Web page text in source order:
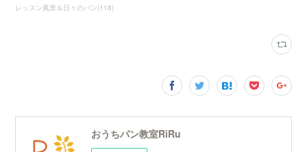
レッスン風景＆日々のパン(118)
おうちパン教室RiRu